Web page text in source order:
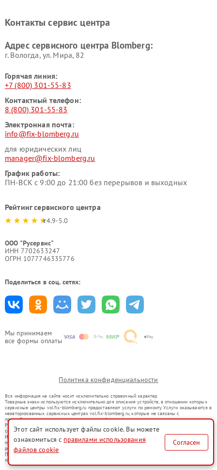
Мы принимаем
все формы оплаты
Контакты сервис центра
Адрес сервисного центра Blomberg:
г. Вологда, ул. Мира, 82
Горячая линия:
+7 (800) 301-55-83
Контактный телефон:
8 (800) 301-55-83
Электронная почта:
info@fix-blomberg.ru
для юридических лиц
manager@fix-blomberg.ru
График работы:
ПН-ВСК с 9:00 до 21:00 без перерывов и выходных
Рейтинг сервисного центра
4.9-5.0
ООО "Русервис"
ИНН 7702633247
ОГРН 1077746335776
Поделиться в соц. сетях:
Политика конфиденциальности
Вся информация на сайте носит исключительно справочный характер.
Товарные знаки используются исключительно для описания устройств, в отношении которых
сервисные центры vol.fix-blomberg.ru предоставляют услуги по ремонту. Услуги оказываются в
неавторизованных сервисных центрах vol.fix-blomberg.ru, которые не связаны с
правообладателями товарных знаков или их официальными представителями.
Ремонт осуществляется для устройств, уже введенных в гражданский оборот в соответствии
со статьей 1487 ГК РФ.
Использование товарных знаков не преследует цели индивидуализации услуг или введения
потребителей в заблуждение, а служит для информирования о предоставляемых услугах по
ремонту техники указанных брендов.
Представленная на сайте информация не является публичной офертой, определяемой
положениями Статьи 437(2) Гражданского кодекса РФ
Этот сайт использует файлы cookie. Вы можете
ознакомиться с правилами использования
файлов cookie
Согласен